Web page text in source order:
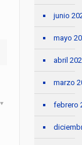
junio
mayo
abril
marzo
febrero